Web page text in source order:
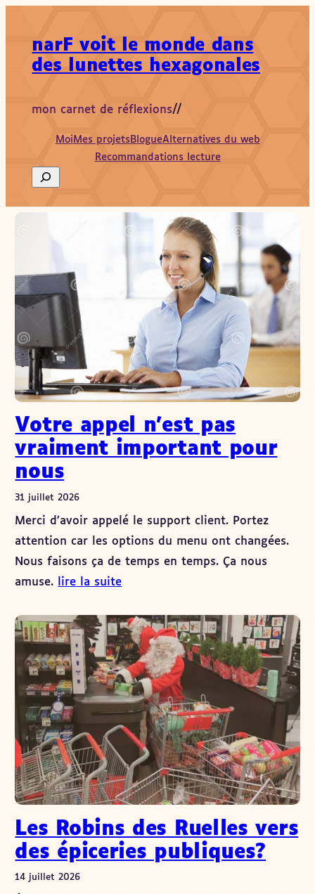
narF voit le monde dans
des lunettes hexagonales
mon carnet de réflexions//
MoiMes projetsBlogueAlternatives du web
Recommandations lecture
Search
Votre appel n’est pas
vraiment important pour
nous
31 juillet 2026
Merci d’avoir appelé le support client. Portez
attention car les options du menu ont changées.
Nous faisons ça de temps en temps. Ça nous
amuse.
lire la suite
Les Robins des Ruelles vers
des épiceries publiques?
14 juillet 2026